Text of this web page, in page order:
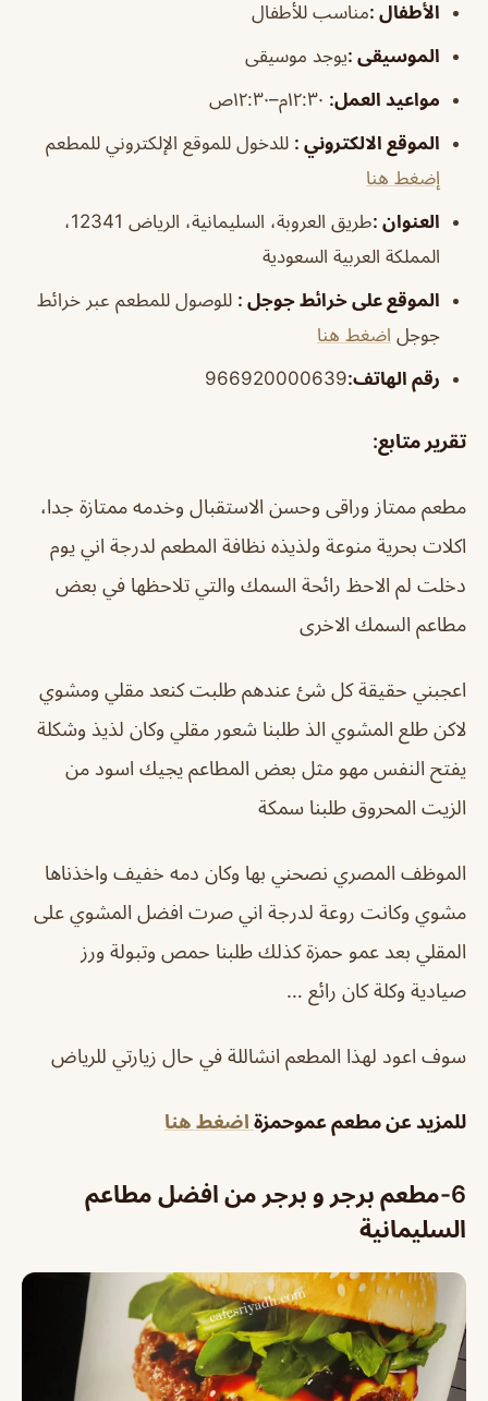
الأطفال :مناسب للأطفال
الموسيقى :يوجد موسيقى
مواعيد العمل:
الموقع الالكتروني : للدخول للموقع الإلكتروني للمطعم
إضغط هنا
العنوان :
طريق العروبة، السليمانية، الرياض 12341،
المملكة العربية السعودية
الموقع على خرائط جوجل : للوصول للمطعم عبر خرائط
جوجل اضغط هنا
رقم الهاتف:966920000639
تقرير متابع:
مطعم ممتاز وراقى وحسن الاستقبال وخدمه ممتازة جدا،
اكلات بحرية منوعة ولذيذه نظافة المطعم لدرجة اني يوم
دخلت لم الاحظ رائحة السمك والتي تلاحظها في بعض
مطاعم السمك الاخرى
اعجبني حقيقة كل شئ عندهم طلبت كنعد مقلي ومشوي
لاكن طلع المشوي الذ طلبنا شعور مقلي وكان لذيذ وشكلة
يفتح النفس مهو مثل بعض المطاعم يجيك اسود من
الزيت المحروق طلبنا سمكة
الموظف المصري نصحني بها وكان دمه خفيف واخذناها
مشوي وكانت روعة لدرجة اني صرت افضل المشوي على
المقلي بعد عمو حمزة كذلك طلبنا حمص وتبولة ورز
صيادية وكلة كان رائع …
سوف اعود لهذا المطعم انشاللة في حال زيارتي للرياض
للمزيد عن مطعم عموحمزة اضغط هنا
6-مطعم برجر و برجر من افضل مطاعم
السليمانية